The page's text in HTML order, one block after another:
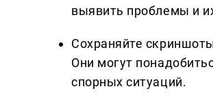
выявить проблемы и
Сохраняйте
Они могут
спорных ситуаций.